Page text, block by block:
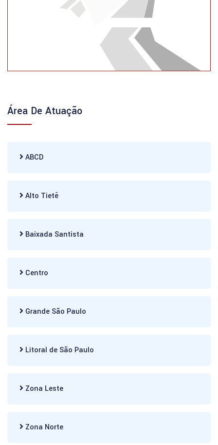
Área De Atuação
ABCD
Alto Tietê
Baixada Santista
Centro
Grande São Paulo
Litoral de São Paulo
Zona Leste
Zona Norte